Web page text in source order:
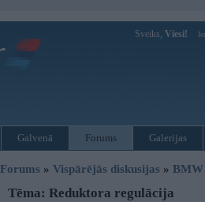
Sveiks, Viesi!
Galvenā Forums Galerijas
Forums » Vispārējās diskusijas » BMW
Tēma: Reduktora regulācija